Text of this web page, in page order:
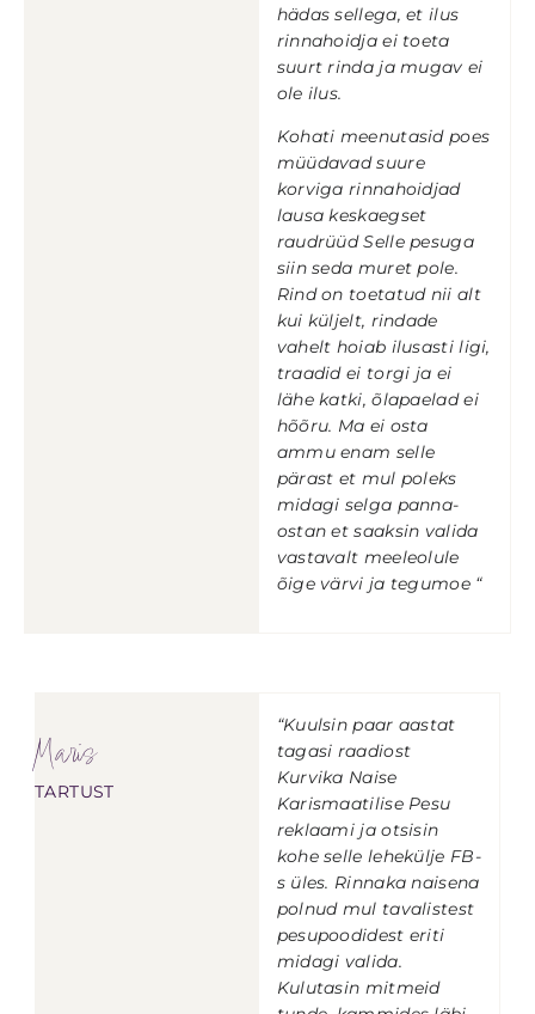
hädas sellega, et ilus
rinnahoidja ei toeta
suurt rinda ja mugav ei
ole ilus.
Kohati meenutasid poes
müüdavad suure
korviga rinnahoidjad
lausa keskaegset
raudrüüd Selle pesuga
siin seda muret pole.
Rind on toetatud nii alt
kui küljelt, rindade
vahelt hoiab ilusasti ligi,
traadid ei torgi ja ei
lähe katki, õlapaelad ei
hõõru. Ma ei osta
ammu enam selle
pärast et mul poleks
midagi selga panna-
ostan et saaksin valida
vastavalt meeleolule
õige värvi ja tegumoe “
Maris
TARTUST
“Kuulsin paar aastat
tagasi raadiost
Kurvika Naise
Karismaatilise Pesu
reklaami ja otsisin
kohe selle lehekülje FB-
s üles. Rinnaka naisena
polnud mul tavalistest
pesupoodidest eriti
midagi valida.
Kulutasin mitmeid